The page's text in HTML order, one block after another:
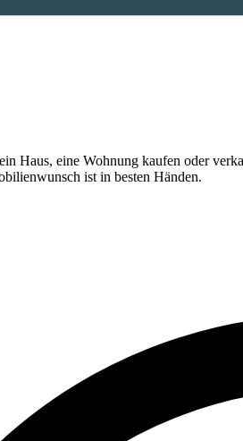
Haus, eine Wohnung kaufen oder
ist in besten Händen.